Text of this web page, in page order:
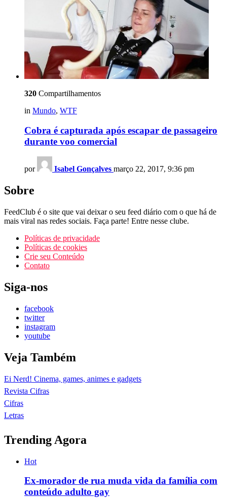
320 Compartilhamentos
in Mundo, WTF
Cobra é capturada após escapar de passageiro
durante voo comercial
por Isabel Gonçalves março 22, 2017, 9:36 pm
Sobre
FeedClub é o site que vai deixar o seu feed diário com o que há de
mais viral nas redes sociais. Faça parte! Entre nesse clube.
Políticas de privacidade
Políticas de cookies
Crie seu Conteúdo
Contato
Siga-nos
facebook
twitter
instagram
youtube
Veja Também
Ei Nerd! Cinema, games, animes e gadgets
Revista Cifras
Cifras
Letras
Trending Agora
Hot
Ex-morador de rua muda vida da família com
conteúdo adulto gay